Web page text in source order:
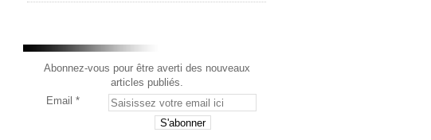
Abonnez-vous pour être averti des nouveaux
articles publiés.
Email